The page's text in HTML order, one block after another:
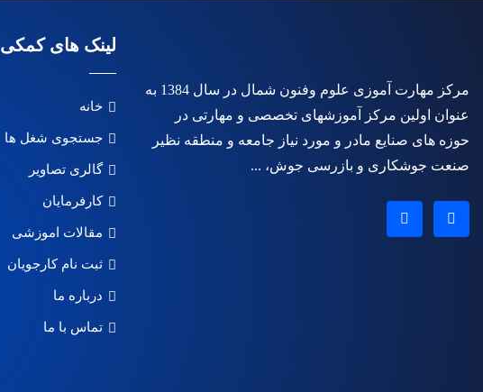
مرکز مهارت آموزی علوم وفنون شمال در سال 1384 به
عنوان اولین مرکز آموزشهای تخصصی و مهارتی در
حوزه های صنایع مادر و مورد نیاز جامعه و منطقه نظیر
صنعت جوشکاری و بازرسی جوش، ...
لینک های کمکی
خانه
جستجوی شغل ها
گالری تصاویر
کارفرمایان
مقالات اموزشی
ثبت نام کارجویان
درباره ما
تماس با ما